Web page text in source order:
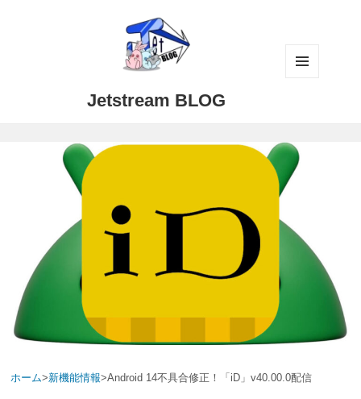
Jetstream BLOG
ホーム>新機能情報>Android 14不具合修正！「iD」v40.00.0配信